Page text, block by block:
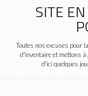
SITE
Toutes nos excuses pour
d'inventaire et mettons à
d'ici quelques